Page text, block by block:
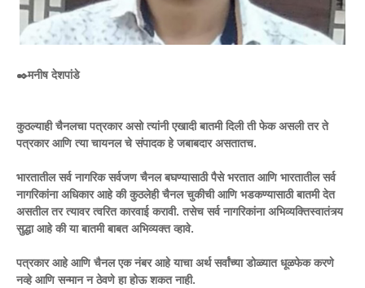
✒️मनीष देशपांडे
कुठल्याही चैनलचा पत्रकार असो त्यांनी एखादी बातमी दिली ती फेक असली तर ते
पत्रकार आणि त्या चायनल चे संपादक हे जबाबदार असतातच.
भारतातील सर्व नागरिक सर्वजण चैनल बघण्यासाठी पैसे भरतात आणि भारतातील सर्व
नागरिकांना अधिकार आहे की कुठलेही चैनल चुकीची आणि भडकण्यासाठी बातमी देत
असतील तर त्यावर त्वरित कारवाई करावी. तसेच सर्व नागरिकांना अभिव्यक्तिस्वातंत्र्य
सुद्धा आहे की या बातमी बाबत अभिव्यक्त व्हावे.
पत्रकार आहे आणि चैनल एक नंबर आहे याचा अर्थ सर्वांच्या डोळ्यात धूळफेक करणे
नव्हे आणि सन्मान न ठेवणे हा होऊ शकत नाही.